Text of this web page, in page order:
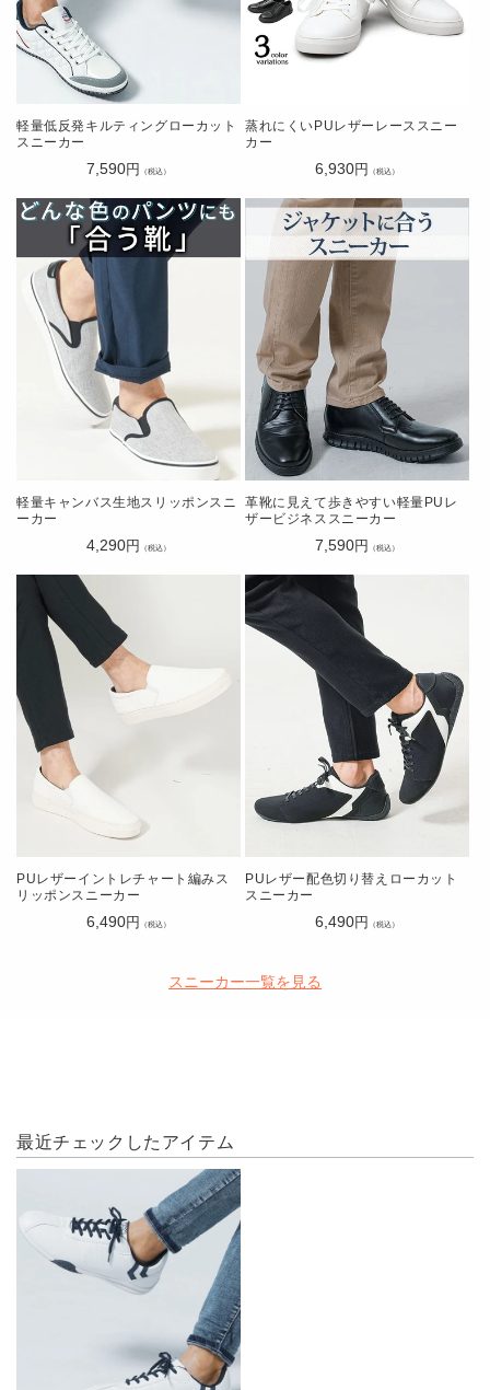
軽量低反発キルティングローカット
スニーカー
通
価
格
7,590円 （税込）
蒸れにくいPUレザーレーススニー
カー
通
価
格
6,930円 （税込）
軽量キャンバス生地スリッポンスニ
ーカー
通
価
格
4,290円 （税込）
革靴に見えて歩きやすい軽量PUレ
ザービジネススニーカー
通
格
7,590円 （税込）
PUレザーイントレチャート編みス
リッポンスニーカー
通
6,490円 （税込）
PUレザー配色切り替えローカット
スニーカー
通
格
6,490円 （税込）
スニーカー一覧を見る
最近チェックしたアイテム